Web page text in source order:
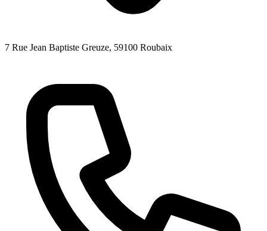
7 Rue Jean Baptiste Greuze, 59100 Roubaix